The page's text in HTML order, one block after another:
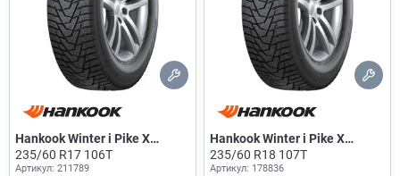
Hankook Winter i Pike X
W429A
235/60 R17 106T
Артикул: 211789
Hankook Winter i Pike X
W429A
235/60 R18 107T
Артикул: 178836